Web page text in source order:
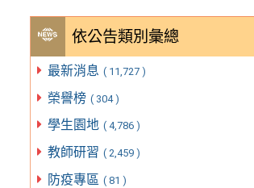
依公告類別彙總
最新消息 ( 11,727 )
榮譽榜 ( 304 )
學生園地 ( 4,786 )
教師研習 ( 2,459 )
防疫專區 ( 81 )